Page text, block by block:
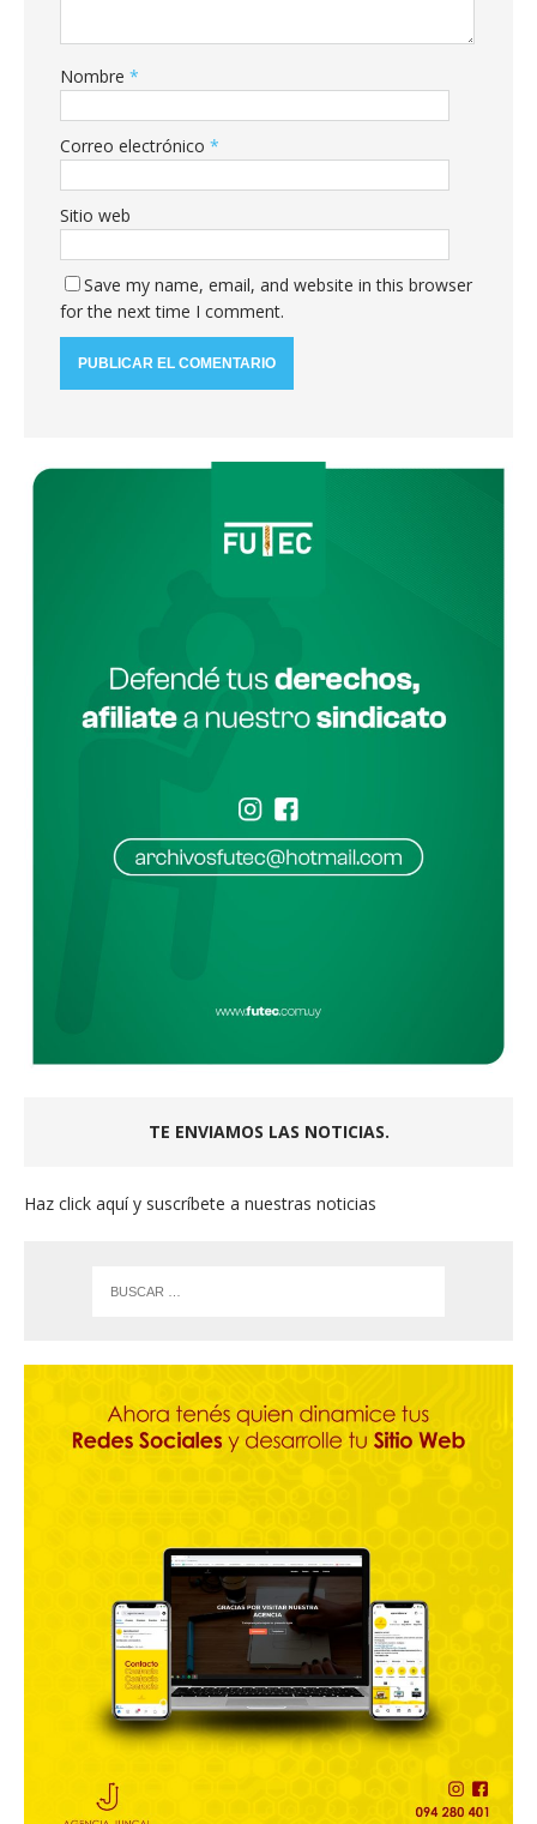
Nombre *
Correo electrónico *
Sitio web
Save my name, email, and website in this browser
for the next time I comment.
TE ENVIAMOS LAS NOTICIAS.
Haz click aquí y suscríbete a nuestras noticias